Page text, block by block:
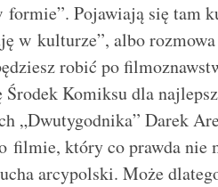
Pojawiają się tam
w kulturze”, albo
robić po
Komiksu dla
„Dwutygodnika” Darek
filmie, który co prawda nie
arcypolski. Może